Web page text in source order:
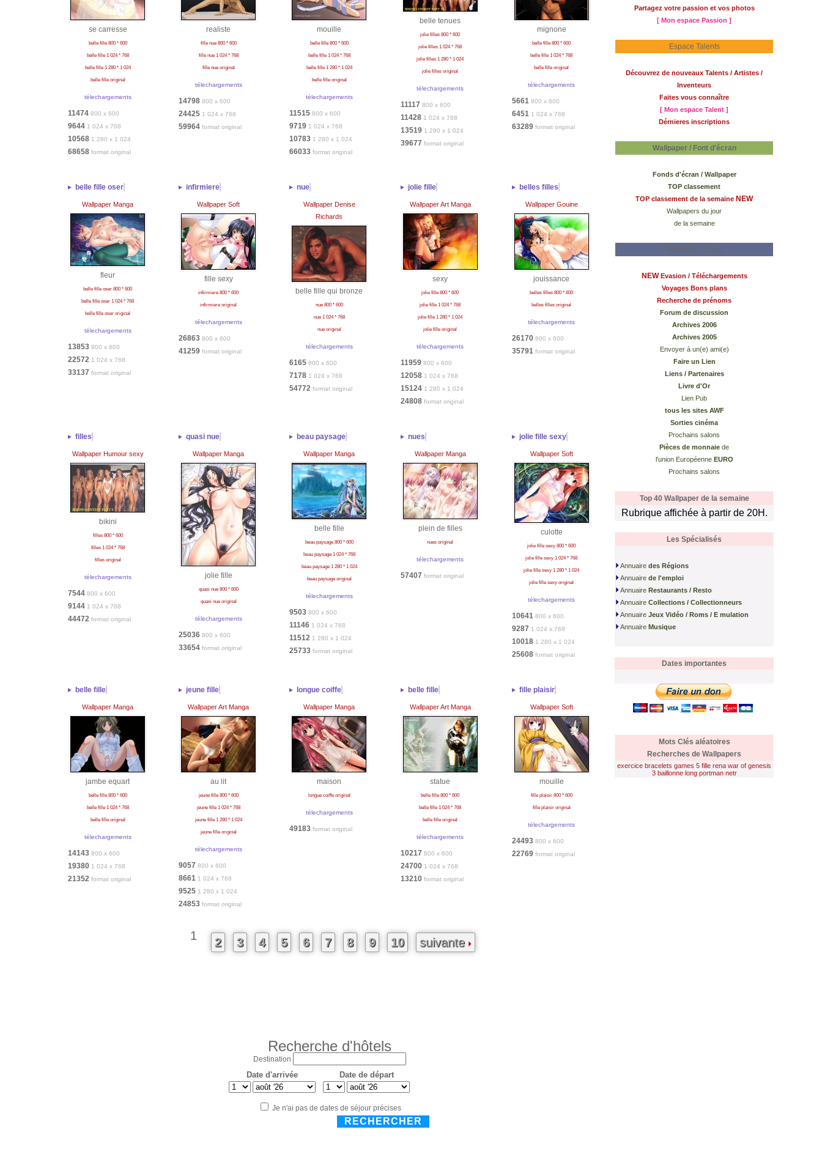
se carresse
belle fille 800 * 600
belle fille 1 024 * 768
belle fille 1 280 * 1 024
belle fille original
télechargements
11474 800 x 600
9644 1 024 x 768
10568 1 280 x 1 024
68658 format original
realiste
fille nue 800 * 600
fille nue 1 024 * 768
fille nue original
télechargements
14798 800 x 600
24425 1 024 x 768
59964 format original
mouille
belle fille 800 * 600
belle fille 1 024 * 768
belle fille 1 280 * 1 024
belle fille original
télechargements
11515 800 x 600
9719 1 024 x 768
10783 1 280 x 1 024
66033 format original
belle tenues
jolie filles 800 * 600
jolie filles 1 024 * 768
jolie filles 1 280 * 1 024
jolie filles original
télechargements
11117 800 x 600
11428 1 024 x 768
13519 1 280 x 1 024
39677 format original
mignone
belle fille 800 * 600
belle fille 1 024 * 768
belle fille original
télechargements
5661 800 x 600
6451 1 024 x 768
63289 format original
belle fille oser
Wallpaper Manga
fleur
belle fille oser 800 * 600
belle fille oser 1 024 * 768
belle fille oser original
télechargements
13853 800 x 600
22572 1 024 x 768
33137 format original
infirmiere
Wallpaper Soft
fille sexy
infirmiere 800 * 600
infirmiere original
télechargements
26863 800 x 600
41259 format original
nue
Wallpaper Denise
Richards
belle fille qui bronze
nue 800 * 600
nue 1 024 * 768
nue original
télechargements
6165 800 x 600
7178 1 024 x 768
54772 format original
jolie fille
Wallpaper Art Manga
sexy
jolie fille 800 * 600
jolie fille 1 024 * 768
jolie fille 1 280 * 1 024
jolie fille original
télechargements
11959 800 x 600
12058 1 024 x 768
15124 1 280 x 1 024
24808 format original
belles filles
Wallpaper Gouine
jouissance
belles filles 800 * 600
belles filles original
télechargements
26170 800 x 600
35791 format original
filles
Wallpaper Humour sexy
bikini
filles 800 * 600
filles 1 024 * 768
filles original
télechargements
7544 800 x 600
9144 1 024 x 768
44472 format original
quasi nue
Wallpaper Manga
jolie fille
quasi nue 800 * 600
quasi nue original
télechargements
25036 800 x 600
33654 format original
beau paysage
Wallpaper Manga
belle fille
beau paysage 800 * 600
beau paysage 1 024 * 768
beau paysage 1 280 * 1 024
beau paysage original
télechargements
9503 800 x 600
11146 1 024 x 768
11512 1 280 x 1 024
25733 format original
nues
Wallpaper Manga
plein de filles
nues original
télechargements
57407 format original
jolie fille sexy
Wallpaper Soft
culotte
jolie fille sexy 800 * 600
jolie fille sexy 1 024 * 768
jolie fille sexy 1 280 * 1 024
jolie fille sexy original
télechargements
10641 800 x 600
9287 1 024 x 768
10018 1 280 x 1 024
25608 format original
belle fille
Wallpaper Manga
jambe equart
belle fille 800 * 600
belle fille 1 024 * 768
belle fille original
télechargements
14143 800 x 600
19380 1 024 x 768
21352 format original
jeune fille
Wallpaper Art Manga
au lit
jeune fille 800 * 600
jeune fille 1 024 * 768
jeune fille 1 280 * 1 024
jeune fille original
télechargements
9057 800 x 600
8661 1 024 x 768
9525 1 280 x 1 024
24853 format original
longue coiffe
Wallpaper Manga
maison
longue coiffe original
télechargements
49183 format original
belle fille
Wallpaper Art Manga
statue
belle fille 800 * 600
belle fille 1 024 * 768
belle fille original
télechargements
10217 800 x 600
24700 1 024 x 768
13210 format original
fille plaisir
Wallpaper Soft
mouille
fille plaisir 800 * 600
fille plaisir original
télechargements
24493 800 x 600
22769 format original
1 2 3 4 5 6 7 8 9 10 suivante
Recherche d'hôtels
Destination
Date d'arrivée Date de départ
Je n'ai pas de dates de séjour précises
RECHERCHER
Partagez votre passion et vos photos
[ Mon espace Passion ]
Espace Talents
Découvrez de nouveaux Talents / Artistes /
Inventeurs
Faites vous connaître
[ Mon espace Talent ]
Dérnieres inscriptions
Wallpaper / Font d'écran
Fonds d'écran / Wallpaper
TOP classement
TOP classement de la semaine NEW
Wallpapers du jour
de la semaine
Actualité / Divers
NEWEvasion / Téléchargements
Voyages Bons plans
Recherche de prénoms
Forum de discussion
Archives 2006
Archives 2005
Envoyer à un(e) ami(e)
Faire un Lien
Liens / Partenaires
Livre d'Or
Lien Pub
tous les sites AWF
Sorties cinéma
Prochains salons
Pièces de monnaie de
l'union Européenne EURO
Prochains salons
Top 40 Wallpaper de la semaine
Rubrique affichée à partir de 20H.
Les Spécialisés
Annuaire des Régions
Annuaire de l'emploi
Annuaire Restaurants / Resto
Annuaire Collections / Collectionneurs
Annuaire Jeux Vidéo / Roms / E mulation
Annuaire Musique
Dates importantes
Mots Clés aléatoires
Recherches de Wallpapers
exercice bracelets games 5 fille rena war of genesis
3 baillonne long portman netr